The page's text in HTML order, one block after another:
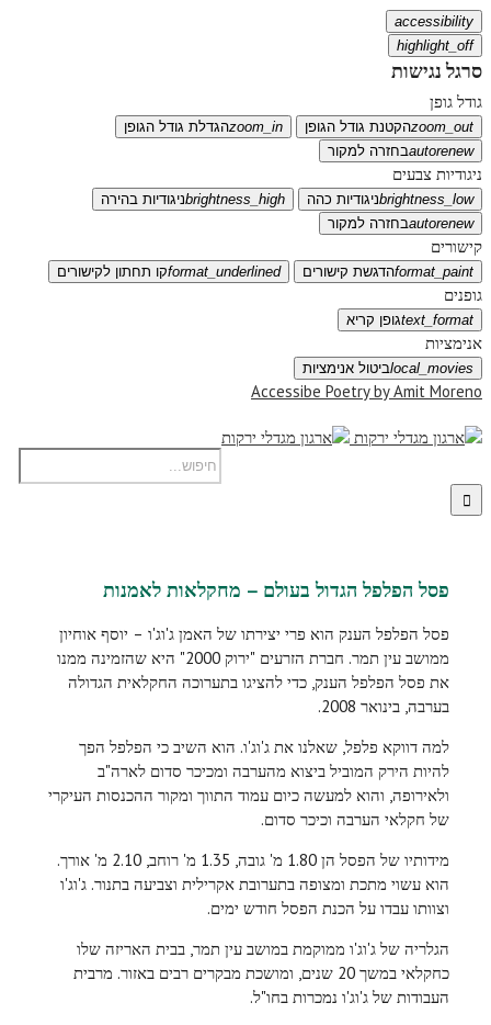
accessibility
highlight_off
סרגל נגישות
גודל גופן
zoom_outהקטנת גודל הגופן zoom_inהגדלת גודל הגופן
autorenewבחזרה למקור
ניגודיות צבעים
brightness_lowניגודיות כהה brightness_highניגודיות בהירה
autorenewבחזרה למקור
קישורים
format_paintהדגשת קישורים format_underlinedקו תחתון לקישורים
גופנים
text_formatגופן קריא
אנימציות
local_moviesביטול אנימציות
Accessibe Poetry by Amit Moreno
פסל הפלפל הגדול בעולם – מחקלאות לאמנות
פסל הפלפל הענק הוא פרי יצירתו של האמן ג'וג'ו – יוסף אוחיון
ממושב עין תמר. חברת הזרעים "ירוק 2000" היא שהזמינה ממנו
את פסל הפלפל הענק, כדי להציגו בתערוכה החקלאית הגדולה
בערבה, בינואר 2008.
למה דווקא פלפל, שאלנו את ג'וג'ו. הוא השיב כי הפלפל הפך
להיות הירק המוביל ביצוא מהערבה ומכיכר סדום לארה"ב
ולאירופה, והוא למעשה כיום עמוד התווך ומקור ההכנסות העיקרי
של חקלאי הערבה וכיכר סדום.
מידותיו של הפסל הן 1.80 מ' גובה, 1.35 מ' רוחב, 2.10 מ' אורך.
הוא עשוי מתכת ומצופה בתערובת אקרילית וצביעה בתנור. ג'וג'ו
וצוותו עבדו על הכנת הפסל חודש ימים.
הגלריה של ג'וג'ו ממוקמת במושב עין תמר, בבית האריזה שלו
כחקלאי במשך 20 שנים, ומושכת מבקרים רבים באזור. מרבית
העבודות של ג'וג'ו נמכרות בחו"ל.